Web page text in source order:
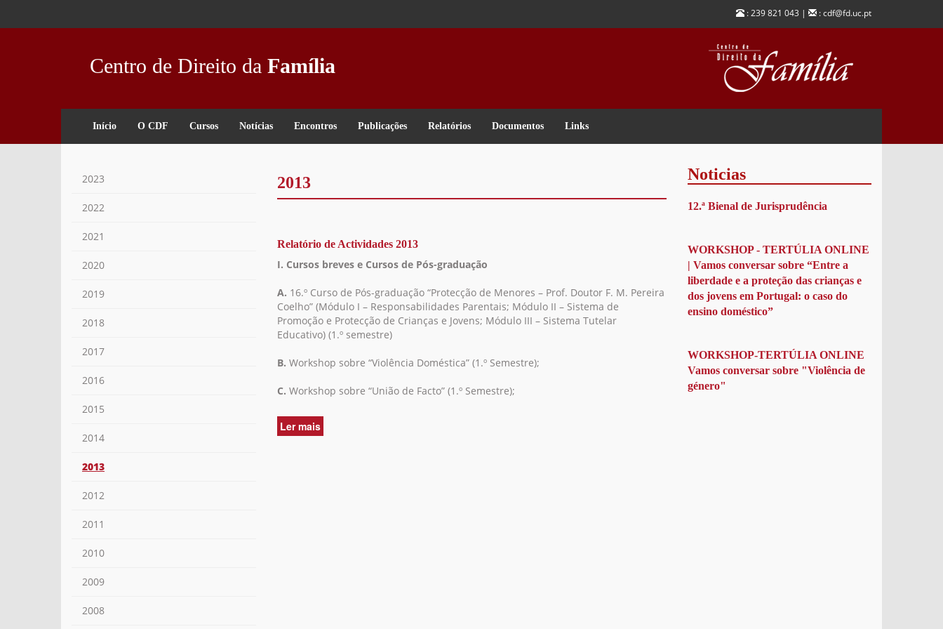
: 239 821 043 | : cdf@fd.uc.pt
Centro de Direito da Família
Início O CDF Cursos Notícias Encontros Publicações Relatórios Documentos Links
2023
2022
2021
2020
2019
2018
2017
2016
2015
2014
2013
2012
2011
2010
2009
2008
2013
Relatório de Actividades 2013
I. Cursos breves e Cursos de Pós-graduação
A. 16.º Curso de Pós-graduação “Protecção de Menores – Prof. Doutor F. M. Pereira
Coelho” (Módulo I – Responsabilidades Parentais; Módulo II – Sistema de
Promoção e Protecção de Crianças e Jovens; Módulo III – Sistema Tutelar
Educativo) (1.º semestre)
B. Workshop sobre “Violência Doméstica” (1.º Semestre);
C. Workshop sobre “União de Facto” (1.º Semestre);
Ler maisacerca
de
Noticias
12.ª Bienal de Jurisprudência
WORKSHOP - TERTÚLIA ONLINE
| Vamos conversar sobre “Entre a
liberdade e a proteção das crianças e
dos jovens em Portugal: o caso do
ensino doméstico”
WORKSHOP-TERTÚLIA ONLINE
Vamos conversar sobre "Violência de
género"